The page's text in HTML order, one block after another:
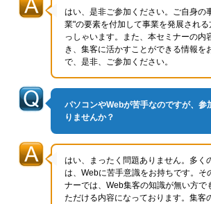
はい、是非ご参加ください。ご自身の
業"の要素を付加して事業を発展される
っしゃいます。また、本セミナーの内
き、集客に活かすことができる情報を
で、是非、ご参加ください。
パソコンやWebが苦手なのですが、参
りませんか？
はい、まったく問題ありません。多く
は、Webに苦手意識をお持ちです。そ
ナーでは、Web集客の知識が無い方で
ただける内容になっております。集客